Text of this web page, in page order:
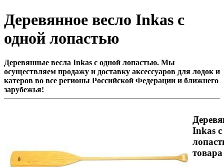
Деревянное весло Inkas с
одной лопастью
Деревянные весла Inkas с одной лопастью. Мы
осуществляем продажу и доставку аксессуаров для лодок и
катеров во все регионы Российской Федерации и ближнего
зарубежья!
Inkas
товара